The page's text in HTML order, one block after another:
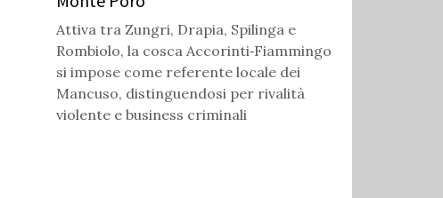
Attiva tra Zungri, Drapia, Spilinga e
Rombiolo, la cosca Accorinti‑Fiammingo
si impose come referente locale dei
Mancuso, distinguendosi per rivalità
violente e business criminali